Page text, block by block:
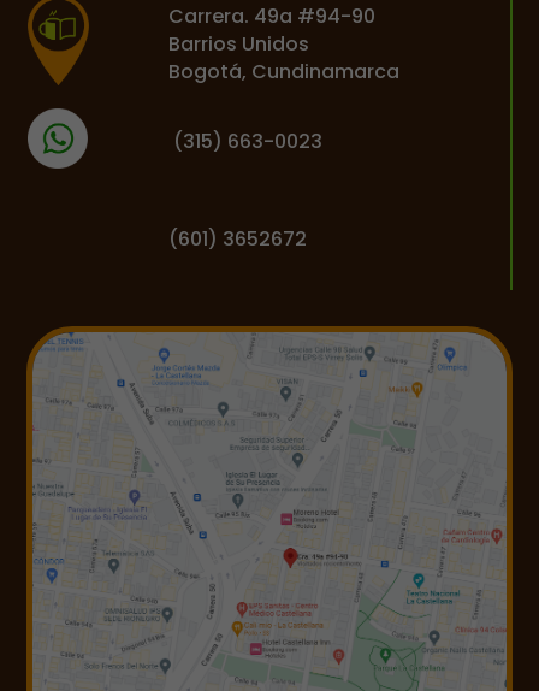
Carrera. 49a #94-90
Barrios Unidos
Bogotá, Cundinamarca
(315) 663-0023
(601) 3652672